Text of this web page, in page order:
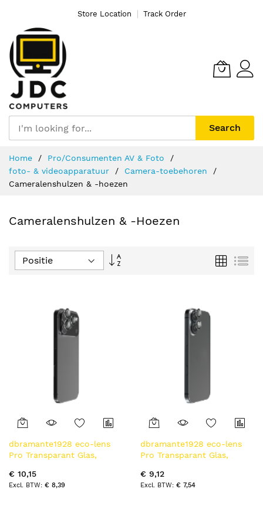
Store Location Track Order
Search
naar
de
inhoud
Home
Pro/Consumenten AV & Foto
foto- & videoapparatuur
Camera-toebehoren
Cameralenshulzen & -hoezen
Cameralenshulzen & -hoezen
Van
Foto-
tabel
dbramante1928 eco-lens
Pro Transparant Glas,
€ 10,15
€ 8,39
dbramante1928 eco-lens
Pro Transparant Glas,
€ 9,12
€ 7,54